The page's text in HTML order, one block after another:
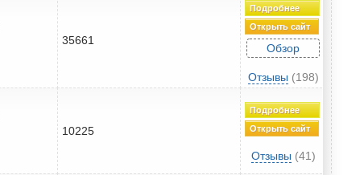
35661
Подробнее
Открыть сайт
Обзор
Отзывы (198)
10225
Подробнее
Открыть сайт
Отзывы (41)